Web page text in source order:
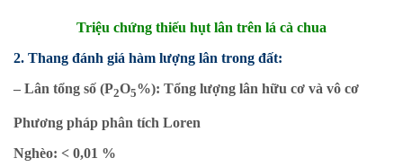
Triệu chứng thiếu hụt lân trên lá cà chua
2. Thang đánh giá hàm lượng lân trong đất:
– Lân tổng số (P2O5%): Tổng lượng lân hữu cơ và vô cơ
Phương pháp phân tích Loren
Nghèo: < 0,01 %